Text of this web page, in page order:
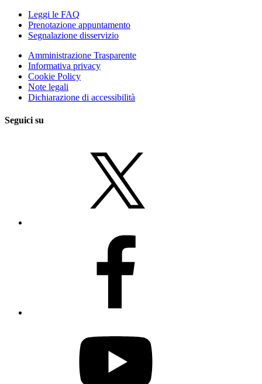
Leggi le FAQ
Prenotazione appuntamento
Segnalazione disservizio
Amministrazione Trasparente
Informativa privacy
Cookie Policy
Note legali
Dichiarazione di accessibilità
Seguici su